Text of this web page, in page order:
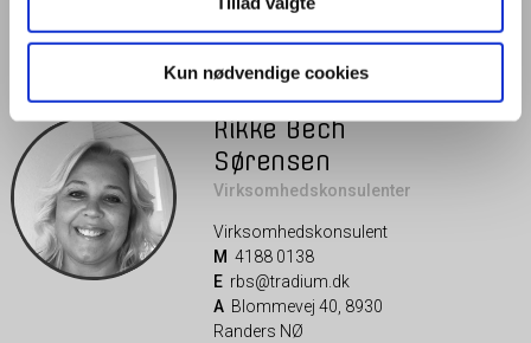
Kun nødvendige cookies
Rikke Bech
Sørensen
Virksomhedskonsulenter
Virksomhedskonsulent
M 4188 0138
E rbs@tradium.dk
ABlommevej 40, 8930
Randers NØ